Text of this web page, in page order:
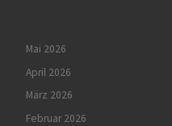
Mai 2026
April 2026
März 2026
Februar 2026